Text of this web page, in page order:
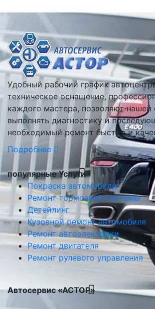
Удобный рабочий график
техническое оснащение,
каждого мастера, позволяют
выполнять диагностику и
необходимый ремонт быстро и
Подробнее
популярные Услуги
Покраска автомобиля
Ремонт тормозной системы
Детейлинг
Кузовной ремонт автомобиля
Ремонт автоэлектрики
Ремонт двигателя
Ремонт рулевого управления
Автосервис «АСТОР»